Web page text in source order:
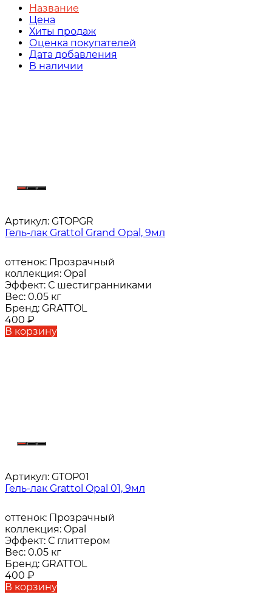
Название
Цена
Хиты продаж
Оценка покупателей
Дата добавления
В наличии
Артикул: GTOPGR
Гель-лак Grattol Grand Оpal, 9мл
оттенок: Прозрачный
коллекция: Opal
Эффект: С шестигранниками
Вес: 0.05 кг
Бренд: GRATTOL
400 ₽
В корзину
Артикул: GTOP01
Гель-лак Grattol Opal 01, 9мл
оттенок: Прозрачный
коллекция: Opal
Эффект: С глиттером
Вес: 0.05 кг
Бренд: GRATTOL
400 ₽
В корзину